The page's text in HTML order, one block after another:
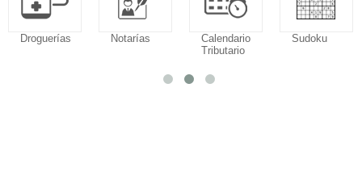
Droguerías Notarías
Calendario
Tributario
Sudoku